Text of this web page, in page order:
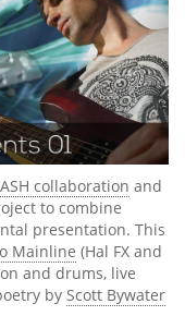
collaboration and
to combine
presentation. This
Mainline (Hal FX and
and drums, live
by Scott Bywater